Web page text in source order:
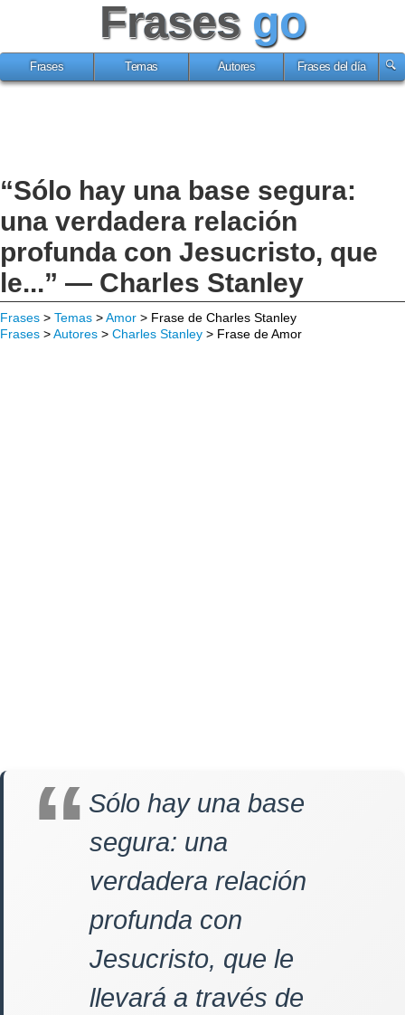
Frases go
Frases Temas Autores Frases del día
“Sólo hay una base segura:
una verdadera relación
profunda con Jesucristo, que
le...” — Charles Stanley
Frases > Temas >Amor > Frase de Charles Stanley
Frases >Autores > Charles Stanley > Frase de Amor
Sólo hay una base
segura: una
verdadera relación
profunda con
Jesucristo, que le
llevará a través de